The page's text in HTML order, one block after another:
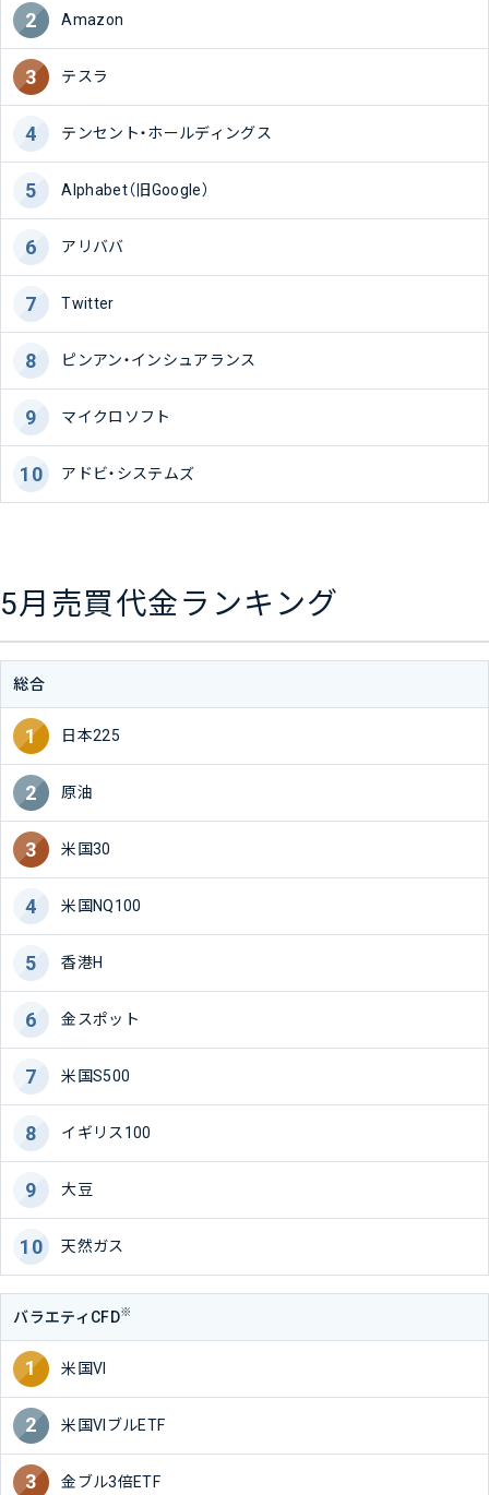
Amazon
テスラ
テンセント・ホールディングス
Alphabet（旧Google）
アリババ
Twitter
ピンアン・インシュアランス
マイクロソフト
アドビ・システムズ
5月売買代金ランキング
総合
日本225
原油
米国30
米国NQ100
香港H
金スポット
米国S500
イギリス100
大豆
天然ガス
バラエティCFD※
米国VI
米国VIブルETF
金ブル3倍ETF